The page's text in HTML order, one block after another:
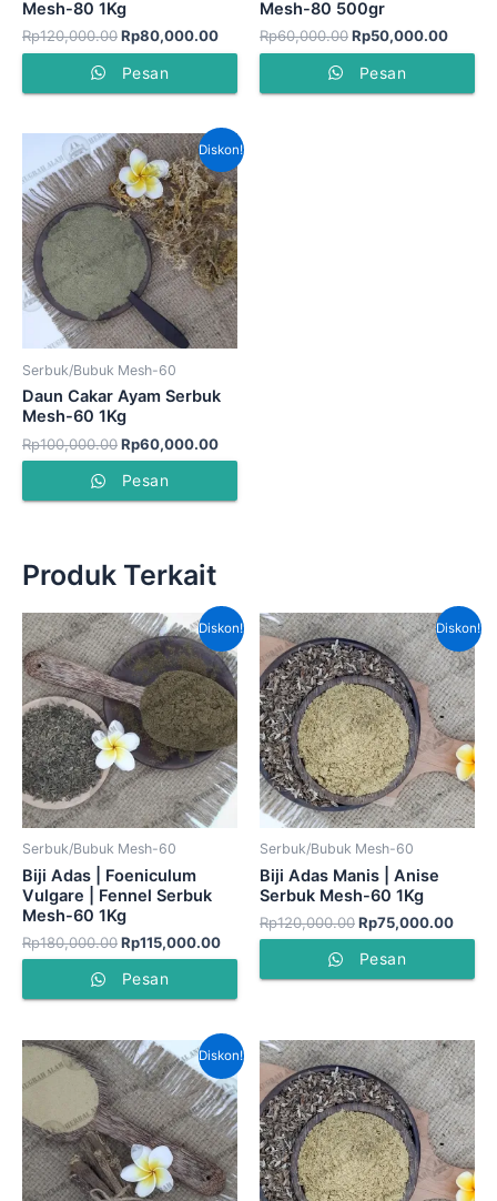
Mesh-80 1Kg
Rp120,000.00Rp80,000.00
Pesan
Mesh-80 500gr
Rp60,000.00Rp50,000.00
Pesan
Diskon!
Serbuk/Bubuk Mesh-60
Daun Cakar Ayam Serbuk
Mesh-60 1Kg
Rp100,000.00
Harga
aslinya
adalah:
Rp100,000.00.
Rp60,000.00
Harga
saat
ini
adalah:
Rp60,000.00.
Pesan
Produk Terkait
Diskon!
Serbuk/Bubuk Mesh-60
Biji Adas | Foeniculum
Vulgare | Fennel Serbuk
Mesh-60 1Kg
Rp180,000.00
Harga
aslinya
adalah:
Rp180,000.00.
Rp115,000.00
Harga
saat
ini
adalah:
Rp115,000.00.
Pesan
Diskon!
Serbuk/Bubuk Mesh-60
Biji Adas Manis | Anise
Serbuk Mesh-60 1Kg
Rp120,000.00
Harga
aslinya
adalah:
Rp120,000.00.
Rp75,000.00
Harga
saat
ini
Pesan
Diskon!
Harga
aslinya
adalah:
Rp90,000.00.
Harga
saat
ini
adalah:
Rp75,000.00.